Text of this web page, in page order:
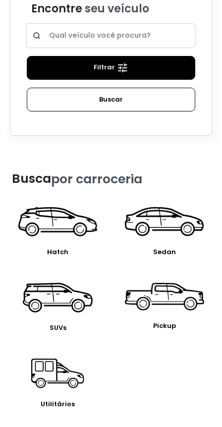
Encontreseu veículo
Filtrar
Buscar
Buscapor carroceria
Hatch Sedan
SUVs Pickup
Utilitários